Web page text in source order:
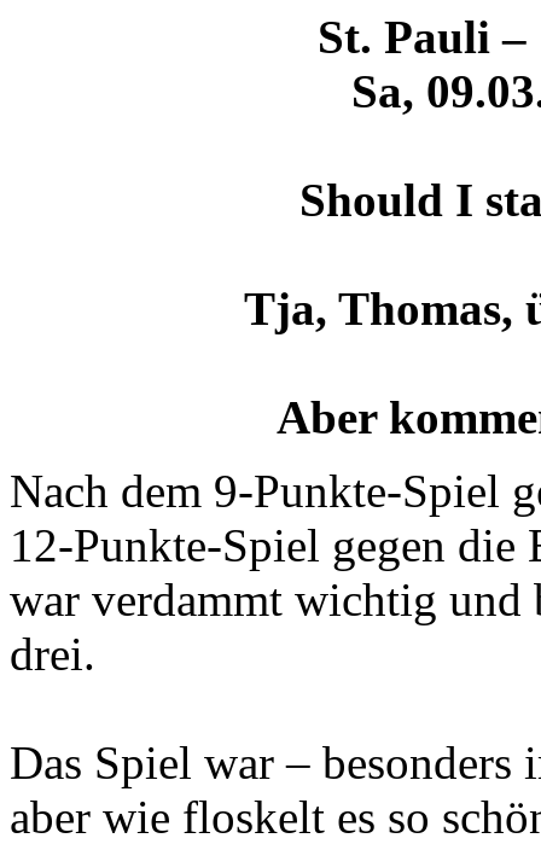
St. Pauli
Sa,
Should I
Tja, Thomas,
Aber
Nach dem 9-Punkte-Spiel
12-Punkte-Spiel gegen die
war verdammt wichtig und
drei.
Das Spiel war – besonders
aber wie floskelt es so